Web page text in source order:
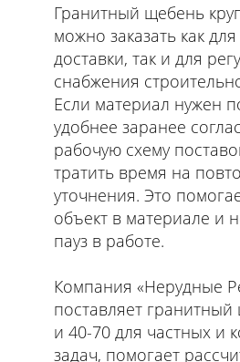
Гранитный щебень
можно заказать как
доставки, так и для
снабжения
Если материал нужен
удобнее заранее
рабочую схему
тратить время на
уточнения. Это
объект в материале и
пауз в работе.
Компания «Нерудные
поставляет
и 40-70 для частных и
задач, помогает